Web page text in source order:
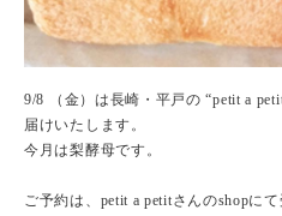
9/8 （金）は長崎・平戸の “petit a
届けいたします。
今月は梨酵母です。
ご予約は、petit a petitさんのshopに